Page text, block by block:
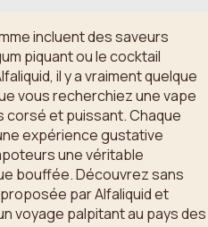
incluent des saveurs
piquant ou le cocktail
il y a vraiment quelque
vous recherchiez une vape
corsé et puissant. Chaque
expérience gustative
une véritable
bouffée. Découvrez sans
par Alfaliquid et
voyage palpitant au pays des